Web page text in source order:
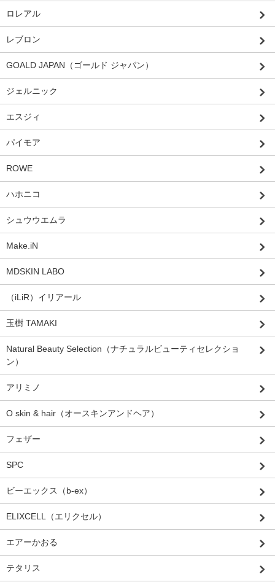
ロレアル
レブロン
GOALD JAPAN（ゴールド ジャパン）
ジェルニック
エスジィ
パイモア
ROWE
ハホニコ
シュウウエムラ
Make.iN
MDSKIN LABO
（iLiR）イリアール
玉樹 TAMAKI
Natural Beauty Selection（ナチュラルビューティセレクショ
ン）
アリミノ
O skin & hair（オースキンアンドヘア）
フェザー
SPC
ビーエックス（b-ex）
ELIXCELL（エリクセル）
エアーかおる
テタリス